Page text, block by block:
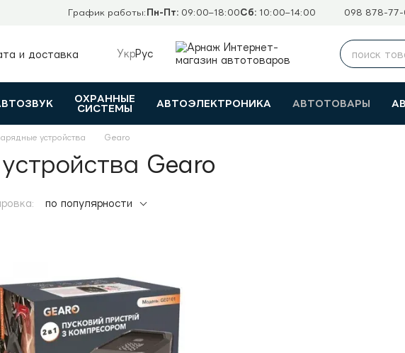
График работы: Пн-Пт:09:00–18:00Сб:10:00–14:00 098 878-77-
и доставка
УкрРус
ОХРАННЫЕ
СИСТЕМЫ
АВТОЭЛЕКТРОНИКА АВТОТОВАРЫ
устройства Gearo
Gearo
по популярности